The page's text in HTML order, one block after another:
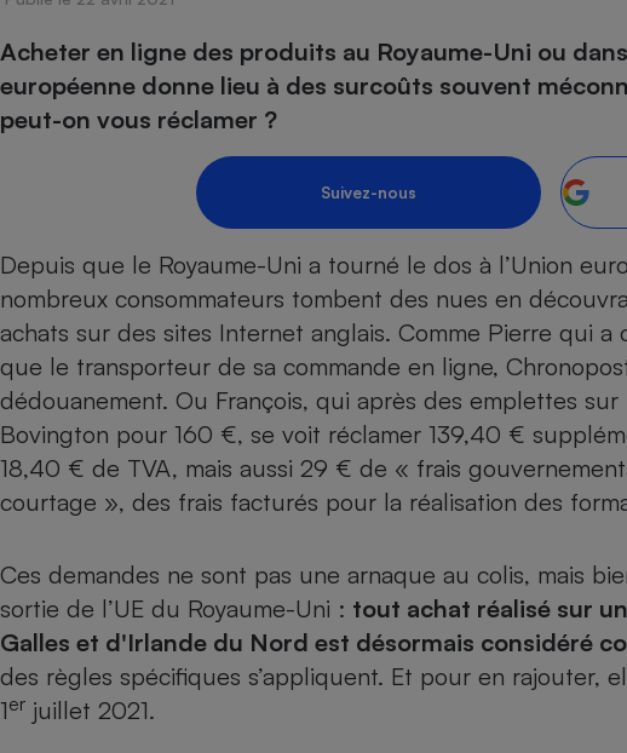
Acheter en ligne des produits au Royaume-Uni ou
européenne donne lieu à des surcoûts souvent
peut-on vous réclamer ?
Suivez-nous
Depuis que le Royaume-Uni a tourné le dos à l’Union
nombreux consommateurs tombent des nues en
achats sur des sites Internet anglais. Comme Pierre qui a
que le transporteur de sa commande en ligne,
dédouanement. Ou François, qui après des emplettes
Bovington pour 160 €, se voit réclamer 139,40 €
18,40 € de TVA, mais aussi 29 € de « frais
courtage », des frais facturés pour la réalisation des
Ces demandes ne sont pas une arnaque au colis, mais
sortie de l’UE du Royaume-Uni : tout achat réalisé sur
Galles et d'Irlande du Nord est désormais considéré
des règles spécifiques s’appliquent. Et pour en rajouter,
1er juillet 2021.
Produit alimentaire
Sécurité - Hygiène
Supermarché - Drive
Complément
alimentaire
Assurance
Mutuelle
Carburant
Circulation routière
Supermarché - Drive
Comparatif
Comparatif réfrigérateur-
Comparatif hotte aspirante
Comparatif climatiseur mobile
Comparatif aspirateur balai
Comparatif aspirateur traîneau
Comparatif cafetière
Comparatif robot cuiseur
Comparatif centrale vapeur
Gros électroménager
Petit électroménager -
Électricité - Gaz
Comparatif
Comparatif casque audio
Comparatif imprimante
Comparatif ordinateur
Comparatif ultrabook
Comparatif tablette tactile
Image et son
Internet
Téléphonie
Comparatif
pression
Comparatif tondeuse robot
Comparatif radiateur
Aménagement
Bricolage - Jardinage
Chauffage
Produit d'entretien
Comparateur
Comparateur
Hygiène - Beauté
Maladie - Médecine -
Système de santé -
Maison de retraite
Retraite
Choisir son fioul
Choisir son pellet
Comparateur assurance emprunteur
Energie Moins Chère Ensemble
Tous les comparateurs
Toutes les cartes interactives
Speedtest - Testez le débit de votre
connexion Internet
nous ?